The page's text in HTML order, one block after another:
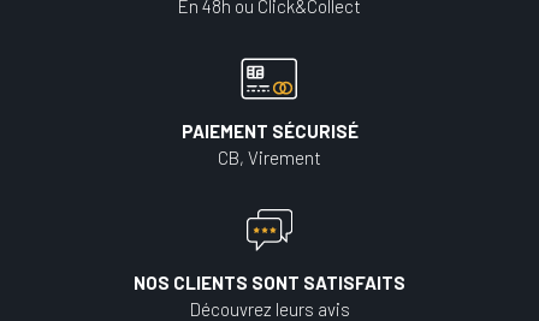
En 48h ou Click&Collect
PAIEMENT SÉCURISÉ
CB, Virement
NOS CLIENTS SONT SATISFAITS
Découvrez leurs avis